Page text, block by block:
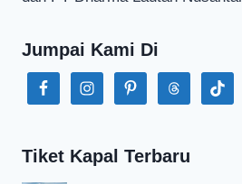
Jumpai Kami Di
Tiket Kapal Terbaru